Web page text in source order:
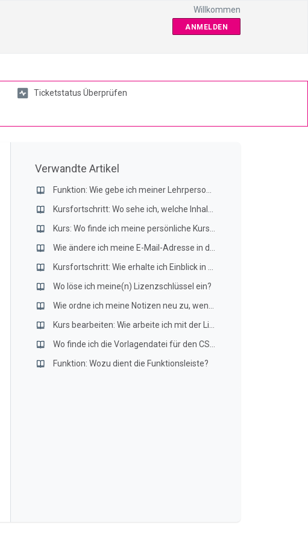
Willkommen
ANMELDEN
Ticketstatus Überprüfen
Verwandte Artikel
Wo löse ich meine(n) Lizenzschlüssel ein?
Funktion: Wozu dient die Funktionsleiste?